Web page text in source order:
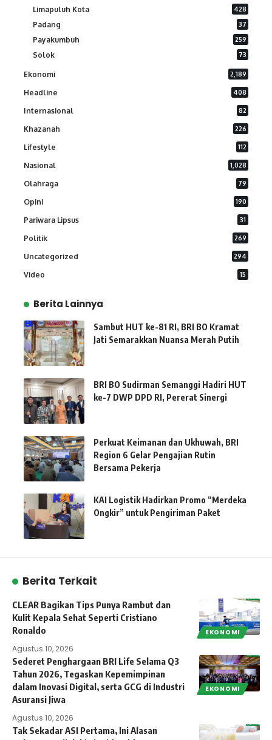
Limapuluh Kota 428
Padang 37
Payakumbuh 259
Solok 73
Ekonomi 2,189
Headline 408
Internasional 82
Khazanah 226
Lifestyle 112
Nasional 1,028
Olahraga 79
Opini 190
Pariwara Lipsus 31
Politik 269
Uncategorized 294
Video 15
Berita Lainnya
Sambut HUT ke-81 RI, BRI BO Kramat
Jati Semarakkan Nuansa Merah Putih
BRI BO Sudirman Semanggi Hadiri HUT
ke-7 DWP DPD RI, Pererat Sinergi
Perkuat Keimanan dan Ukhuwah, BRI
Region 6 Gelar Pengajian Rutin
Bersama Pekerja
KAI Logistik Hadirkan Promo “Merdeka
Ongkir” untuk Pengiriman Paket
Berita Terkait
EKONOMI
CLEAR Bagikan Tips Punya Rambut dan
Kulit Kepala Sehat Seperti Cristiano
Ronaldo
Agustus 10, 2026
EKONOMI
Sederet Penghargaan BRI Life Selama Q3
Tahun 2026, Tegaskan Kepemimpinan
dalam Inovasi Digital, serta GCG di Industri
Asuransi Jiwa
Agustus 10, 2026
Tak Sekadar ASI Pertama, Ini Alasan